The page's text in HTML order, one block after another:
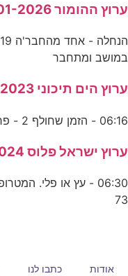
ערוץ ההומור 20-01-2026
במושב ומתחבר
ערוץ הים תיכוני 28-04-2023
06:16 - הזמן שחולף 2 - פרק 137 07:02 - אדון קטן -
ערוץ ישראל פלוס 03-07-2024
73
אודות כתבו לנו